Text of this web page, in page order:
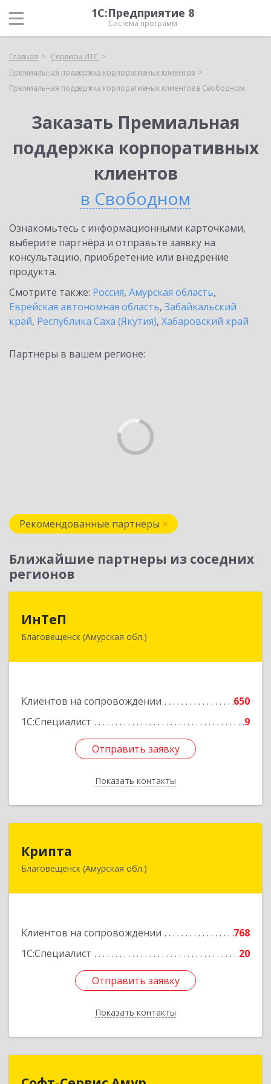
1С:Предприятие 8
Система программ
Главная
Сервисы ИТС
Премиальная поддержка корпоративных клиентов
Премиальная поддержка корпоративных клиентов в Свободном
Заказать Премиальная
поддержка корпоративных
клиентов
в Свободном
Ознакомьтесь с информационными карточками,
выберите партнёра и отправьте заявку на
консультацию, приобретение или внедрение
продукта.
Смотрите также: Россия, Амурская область,
Еврейская автономная область, Забайкальский
край, Республика Саха (Якутия), Хабаровский край
Партнеры в вашем регионе:
Рекомендованные партнеры
Ближайшие партнеры из соседних
регионов
ИнТеП
Благовещенск (Амурская обл.)
Клиентов на сопровождении
650
1С:Специалист
9
Отправить заявку
Показать контакты
675000, Амурская обл, Благовещенск г,
Отправить заявку
Назад
Крипта
Благовещенск (Амурская обл.)
Клиентов на сопровождении
768
1С:Специалист
20
Отправить заявку
Показать контакты
675000, Амурская обл, Благовещенск г,
Отправить заявку
Назад